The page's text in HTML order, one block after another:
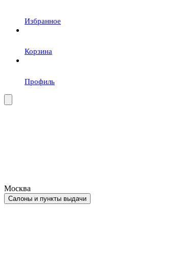
Избранное
Корзина
Профиль
Москва
Салоны и пункты выдачи